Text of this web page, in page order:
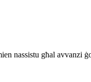
nassistu għal avvanzi